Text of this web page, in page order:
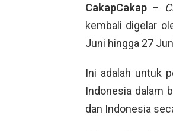
CakapCakap –
kembali digelar
Juni hingga 27
Ini adalah untuk
Indonesia dalam
dan Indonesia